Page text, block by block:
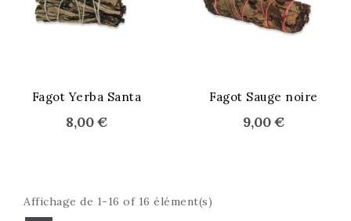
Fagot Yerba Santa
8,00 €
Fagot Sauge noire
9,00 €
Affichage de 1-16 of 16 élément(s)